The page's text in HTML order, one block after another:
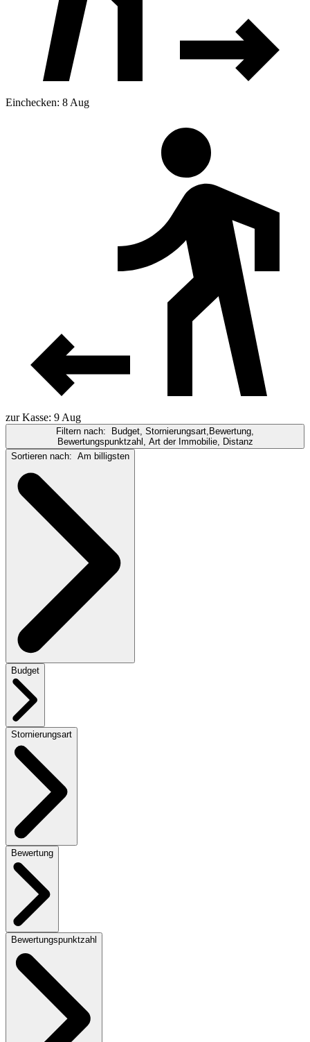
Einchecken: 8 Aug
zur Kasse: 9 Aug
Filtern nach: Budget, Stornierungsart,Bewertung,
Bewertungspunktzahl, Art der Immobilie, Distanz
Sortieren nach: Am billigsten
Budget
Stornierungsart
Bewertung
Bewertungspunktzahl